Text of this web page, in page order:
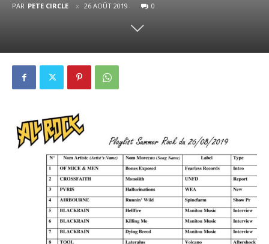
PAR PETE CIRCLE 26 AOÛT 2019 0